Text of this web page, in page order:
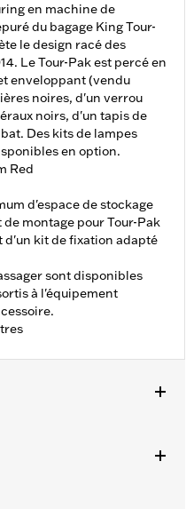
en machine de
du bagage King Tour-
le design racé des
Le Tour-Pak est percé en
enveloppant (vendu
noires, d'un verrou
noirs, d'un tapis de
Des kits de lampes
en option.
Red
d'espace de stockage
montage pour Tour-Pak
d'un kit de fixation adapté
sont disponibles
à l'équipement
modèles CVO™ à partir de